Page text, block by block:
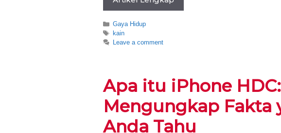
Categories
Gaya Hidup
Tags
kain
Leave a comment
Apa itu iPhone HDC:
Mengungkap Fakta
Anda Tahu